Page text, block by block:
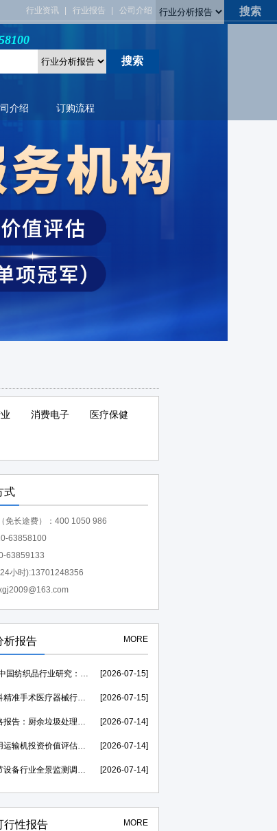
行业资讯 行业报告 公司介绍
介绍 订购流程
消费电子 医疗保健
式
免长途费）：400 1050 986
63858100
63859133
小时):13701248356
析报告 MORE
[2026-07-15]
[2026-07-15]
[2026-07-14]
[2026-07-14]
[2026-07-14]
行性报告 MORE